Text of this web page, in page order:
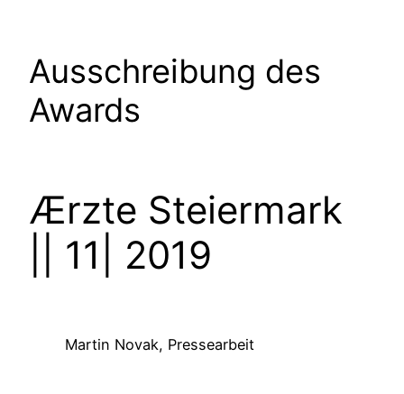
Ausschreibung des
Awards
Ærzte Steiermark
|| 11| 2019
Martin Novak, Pressearbeit